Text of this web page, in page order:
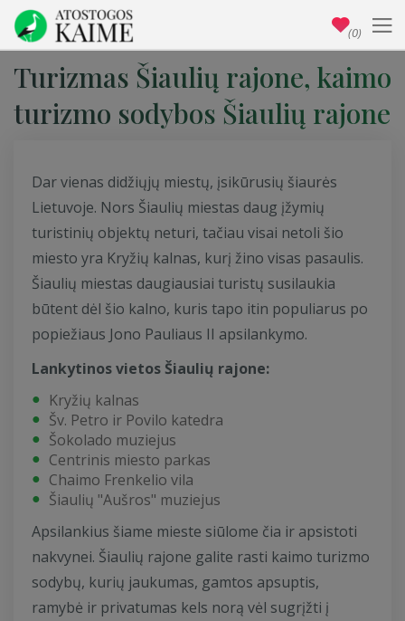
Turizmas Šiaulių rajone, kaimo
turizmo sodybos Šiaulių rajone
Dar vienas didžiųjų miestų, įsikūrusių šiaurės
Lietuvoje. Nors Šiaulių miestas daug įžymių
turistinių objektų neturi, tačiau visai netoli šio
miesto yra Kryžių kalnas, kurį žino visas pasaulis.
Šiaulių miestas daugiausiai turistų susilaukia
būtent dėl šio kalno, kuris tapo itin populiarus po
popiežiaus Jono Pauliaus II apsilankymo.
Lankytinos vietos Šiaulių rajone:
Kryžių kalnas
Šv. Petro ir Povilo katedra
Šokolado muziejus
Centrinis miesto parkas
Chaimo Frenkelio vila
Šiaulių "Aušros" muziejus
Apsilankius šiame mieste siūlome čia ir apsistoti
nakvynei. Šiaulių rajone galite rasti kaimo turizmo
sodybų, kurių jaukumas, gamtos apsuptis,
ramybė ir privatumas kels norą vėl sugrįžti į
(0)